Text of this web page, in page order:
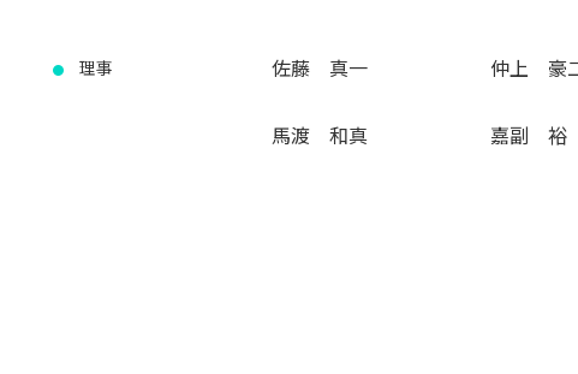
理事 佐藤 真一 仲上 豪
馬渡 和真 嘉副 裕